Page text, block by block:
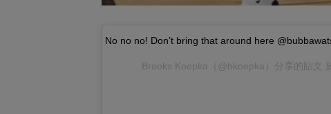
No no no! Don’t bring that around here
Brooks Koepka （@bkoepka）分享的貼文